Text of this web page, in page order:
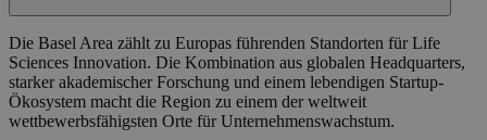
Die Basel Area zählt zu Europas führenden Standorten für Life
Sciences Innovation. Die Kombination aus globalen Headquarters,
starker akademischer Forschung und einem lebendigen Startup-
Ökosystem macht die Region zu einem der weltweit
wettbewerbsfähigsten Orte für Unternehmenswachstum.